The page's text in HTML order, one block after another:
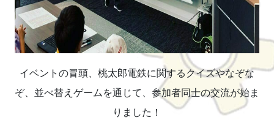
イベントの冒頭、桃太郎電鉄に関するクイズやなぞな
ぞ、並べ替えゲームを通じて、参加者同士の交流が始ま
りました！